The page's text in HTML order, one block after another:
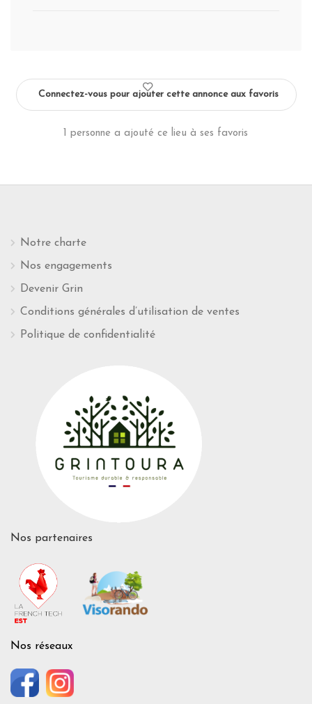
Connectez-vous pour ajouter cette annonce aux favoris
1 personne a ajouté ce lieu à ses favoris
Notre charte
Nos engagements
Devenir Grin
Conditions générales d’utilisation de ventes
Politique de confidentialité
Nos partenaires
Nos réseaux